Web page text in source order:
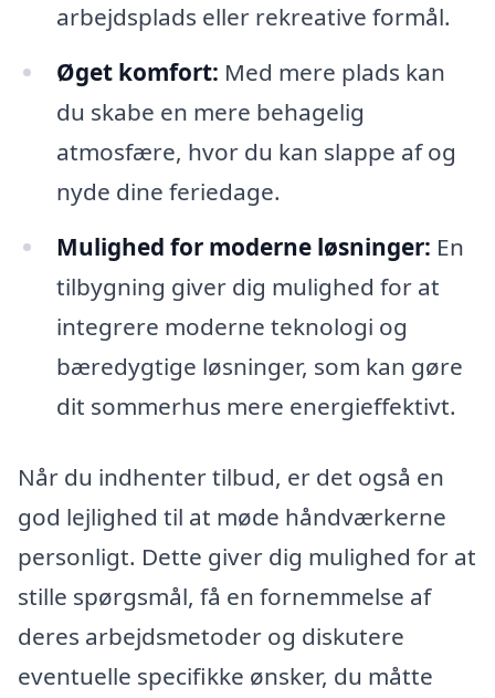
arbejdsplads eller rekreative formål.
Øget komfort: Med mere plads kan
du skabe en mere behagelig
atmosfære, hvor du kan slappe af og
nyde dine feriedage.
Mulighed for moderne løsninger: En
tilbygning giver dig mulighed for at
integrere moderne teknologi og
bæredygtige løsninger, som kan gøre
dit sommerhus mere energieffektivt.
Når du indhenter tilbud, er det også en
god lejlighed til at møde håndværkerne
personligt. Dette giver dig mulighed for at
stille spørgsmål, få en fornemmelse af
deres arbejdsmetoder og diskutere
eventuelle specifikke ønsker, du måtte